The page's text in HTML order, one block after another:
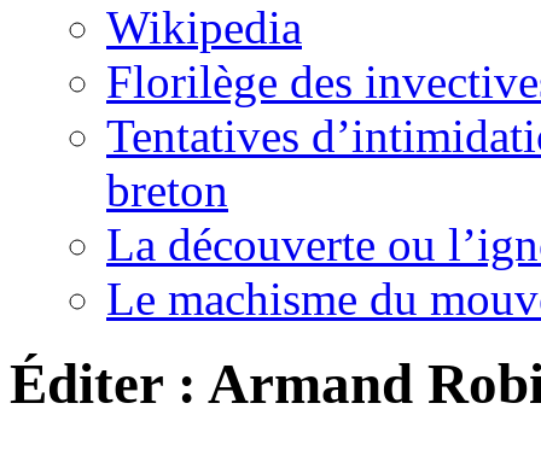
Wikipedia
Florilège des
Tentatives
breton
La découverte ou
Le machisme du
Éditer : Armand